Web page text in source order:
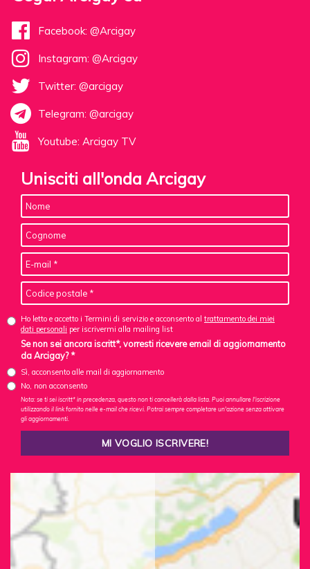
Facebook: @Arcigay
Instagram: @Arcigay
Twitter: @arcigay
Telegram: @arcigay
Youtube: Arcigay TV
Unisciti all'onda Arcigay
Ho letto e accetto i Termini di servizio e acconsento al trattamento dei miei
dati personali per iscrivermi alla mailing list
Se non sei ancora iscritt*, vorresti ricevere email di aggiornamento
da Arcigay? *
Sì, acconsento alle mail di aggiornamento
No, non acconsento
Nota: se ti sei iscritt* in precedenza, questo non ti cancellerà dalla lista. Puoi annullare l'iscrizione
utilizzando il link fornito nelle e-mail che ricevi. Potrai sempre completare un'azione senza attivare
gli aggiornamenti.